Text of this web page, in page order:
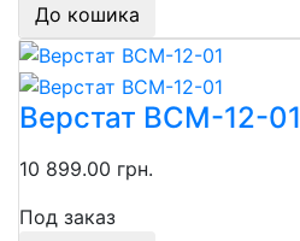
До кошика
Верстат ВСМ-12-01
10 899.00 грн.
Под заказ